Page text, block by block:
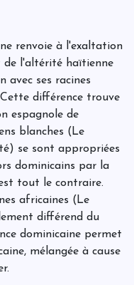
renvoie à l'exaltation
de l'altérité haïtienne
avec ses racines
différence trouve
espagnole de
blanches (Le
se sont appropriées
dominicains par la
tout le contraire.
africaines (Le
différend du
dominicaine permet
mélangée à cause